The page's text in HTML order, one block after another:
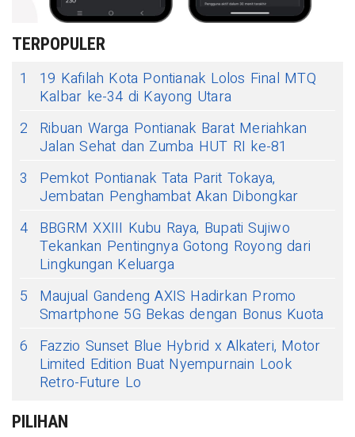
TERPOPULER
1
19 Kafilah Kota Pontianak Lolos Final MTQ
Kalbar ke-34 di Kayong Utara
2
Ribuan Warga Pontianak Barat Meriahkan
Jalan Sehat dan Zumba HUT RI ke-81
3
Pemkot Pontianak Tata Parit Tokaya,
Jembatan Penghambat Akan Dibongkar
4 BBGRM XXIII Kubu Raya, Bupati Sujiwo
Tekankan Pentingnya Gotong Royong dari
Lingkungan Keluarga
5
Maujual Gandeng AXIS Hadirkan Promo
Smartphone 5G Bekas dengan Bonus Kuota
6
Fazzio Sunset Blue Hybrid x Alkateri, Motor
Limited Edition Buat Nyempurnain Look
Retro-Future Lo
PILIHAN